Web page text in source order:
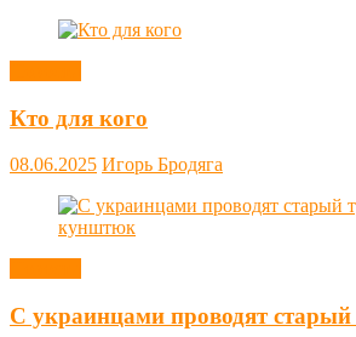
Кто для кого
08.06.2025 Игорь Бродяга
С украинцами проводят старый